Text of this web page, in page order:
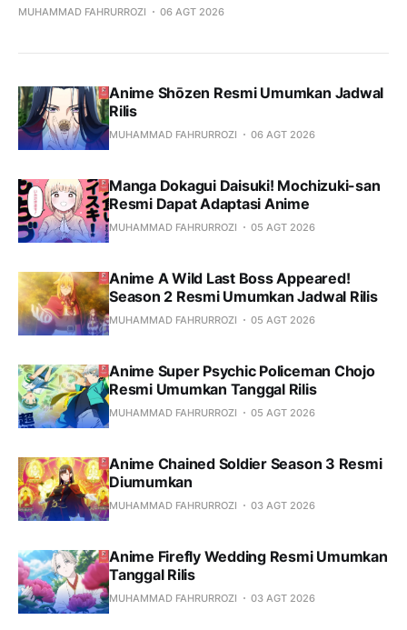
MUHAMMAD FAHRURROZI 06 AGT 2026
Anime Shōzen Resmi Umumkan Jadwal
Rilis
MUHAMMAD FAHRURROZI 06 AGT 2026
Manga Dokagui Daisuki! Mochizuki-san
Resmi Dapat Adaptasi Anime
MUHAMMAD FAHRURROZI 05 AGT 2026
Anime A Wild Last Boss Appeared!
Season 2 Resmi Umumkan Jadwal Rilis
MUHAMMAD FAHRURROZI 05 AGT 2026
Anime Super Psychic Policeman Chojo
Resmi Umumkan Tanggal Rilis
MUHAMMAD FAHRURROZI 05 AGT 2026
Anime Chained Soldier Season 3 Resmi
Diumumkan
MUHAMMAD FAHRURROZI 03 AGT 2026
Anime Firefly Wedding Resmi Umumkan
Tanggal Rilis
MUHAMMAD FAHRURROZI 03 AGT 2026